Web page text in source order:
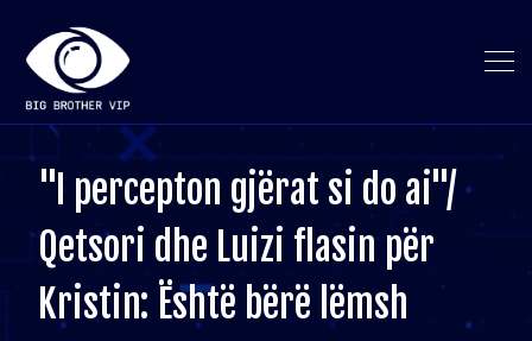
"I percepton gjërat si do ai"/
Qetsori dhe Luizi flasin për
Kristin: Është bërë lëmsh